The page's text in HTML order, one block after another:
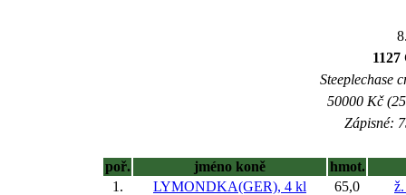
Steeplechase
50000 Kč
Zápisné:
poř. jméno koně
hmot.
1.
LYMONDKA(GER), 4 kl 65,0